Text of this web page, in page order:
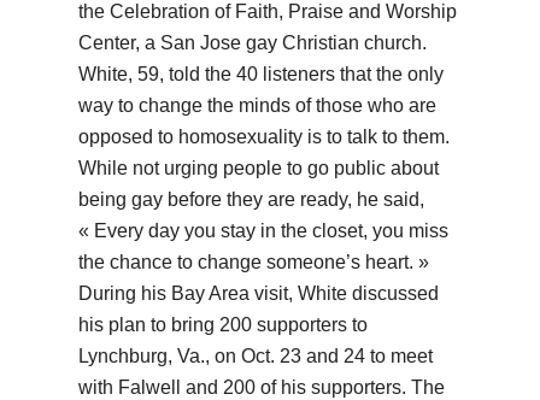
the Celebration of Faith, Praise and Worship
Center, a San Jose gay Christian church.
White, 59, told the 40 listeners that the only
way to change the minds of those who are
opposed to homosexuality is to talk to them.
While not urging people to go public about
being gay before they are ready, he said,
« Every day you stay in the closet, you miss
the chance to change someone’s heart. »
During his Bay Area visit, White discussed
his plan to bring 200 supporters to
Lynchburg, Va., on Oct. 23 and 24 to meet
with Falwell and 200 of his supporters. The